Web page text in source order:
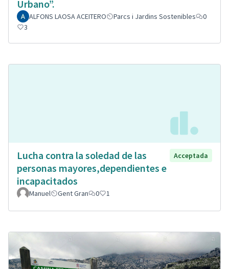
Urbano”.
ALFONS LAOSA ACEITERO Parcs i Jardins Sostenibles
0
3
Lucha contra la soledad de las
personas mayores,dependientes e
incapacitados
Acceptada
Manuel Gent Gran 0 1